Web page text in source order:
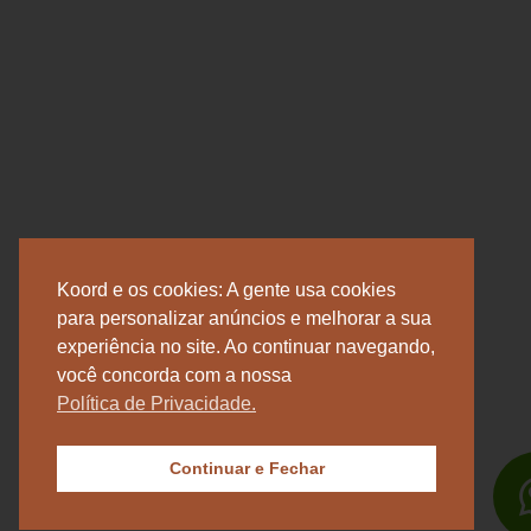
Koord e os cookies: A gente usa cookies
para personalizar anúncios e melhorar a sua
experiência no site. Ao continuar navegando,
você concorda com a nossa
Política de Privacidade.
Continuar e Fechar